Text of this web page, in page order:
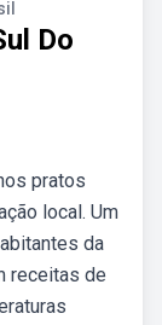
Do
pratos
local. Um
da
receitas de